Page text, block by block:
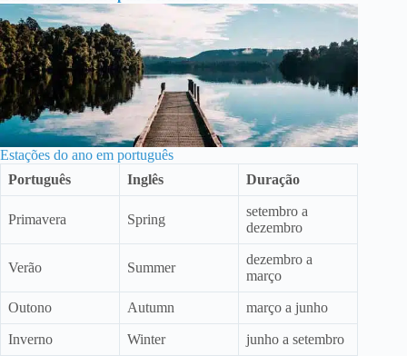
Estações do ano em português
Português
Inglês Duração
Primavera Spring
setembro a
dezembro
Verão Summer
dezembro a
março
Outono Autumn março a junho
Inverno Winter
junho a setembro